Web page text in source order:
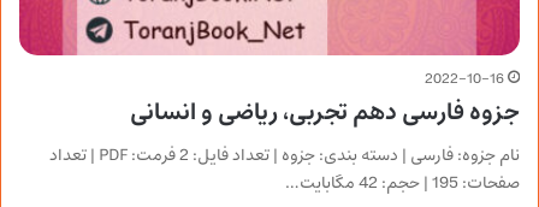
2022-10-16
جزوه فارسی دهم تجربی، ریاضی و انسانی
نام جزوه: فارسی | دسته بندی: جزوه | تعداد فایل: 2 فرمت: PDF | تعداد
صفحات: 195 | حجم: 42 مگابایت…